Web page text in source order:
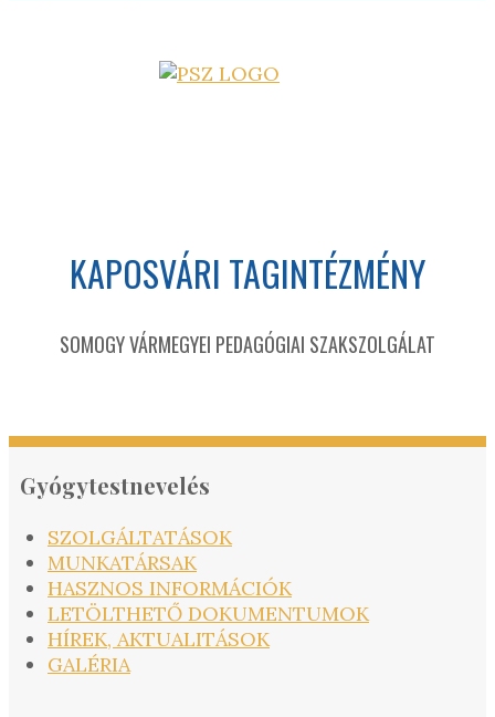
KAPOSVÁRI TAGINTÉZMÉNY
SOMOGY VÁRMEGYEI PEDAGÓGIAI SZAKSZOLGÁLAT
Gyógytestnevelés
SZOLGÁLTATÁSOK
MUNKATÁRSAK
HASZNOS INFORMÁCIÓK
LETÖLTHETŐ DOKUMENTUMOK
HÍREK, AKTUALITÁSOK
GALÉRIA